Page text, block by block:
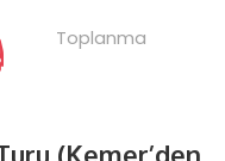
Toplanma
(Kemer’den